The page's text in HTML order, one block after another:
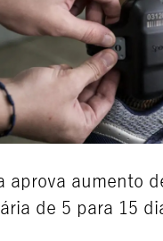
aprova aumento
de 5 para 15